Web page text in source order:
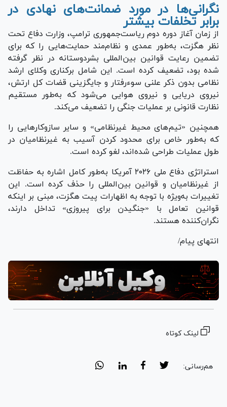
نگرانی‌ها در مورد ضمانت‌های نهادی در
برابر تخلفات بیشتر
از زمان آغاز دوره دوم ریاست‌جمهوری ترامپ، وزارت دفاع تحت
نظر هگزت، به‌طور عمدی و نظام‌مند حمایت‌هایی را که برای
تضمین رعایت قوانین بین‌المللی بشردوستانه در نظر گرفته
شده بود، تضعیف کرده است. این شامل برکناری وکلای ارشد
نظامی بدون ذکر علنی سوءرفتار و جایگزینی قضات کل ارتش،
نیروی دریایی و نیروی هوایی می‌شود که به‌طور مستقیم
نظارت قانونی بر عملیات جنگی را تضعیف می‌کند.
همچنین «تیم‌های محیط غیرنظامی» و سایر سازوکار‌هایی را
که به‌طور خاص برای محدود کردن آسیب به غیرنظامیان در
طول عملیات طراحی شده‌اند، لغو کرده است.
استراتژی دفاع ملی ۲۰۲۶ آمریکا به‌طور کامل اشاره به حفاظت
از غیرنظامیان و قوانین بین‌المللی را حذف کرده است. این
تغییرات به‌ویژه با توجه به اظهارات پیت هگزت، مبنی بر اینکه
قوانین تعامل با «جنگیدن برای پیروزی» تداخل دارند،
نگران‌کننده هستند.
انتهای پیام/
لینک کوتاه
هم‌رسانی: